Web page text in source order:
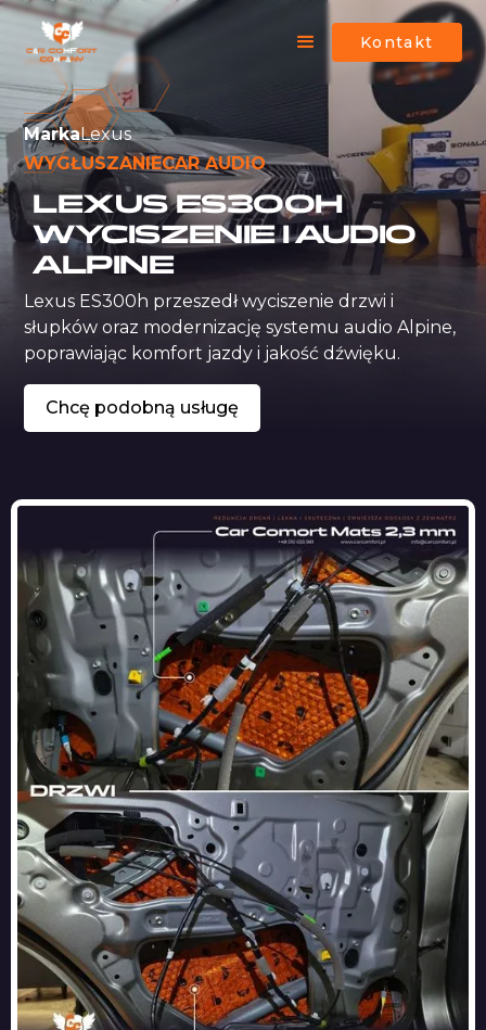
Kontakt
MarkaLexus
WYGŁUSZANIECAR AUDIO
LEXUS ES300H
WYCISZENIE I AUDIO
ALPINE
Lexus ES300h przeszedł wyciszenie drzwi i
słupków oraz modernizację systemu audio Alpine,
poprawiając komfort jazdy i jakość dźwięku.
Chcę podobną usługę